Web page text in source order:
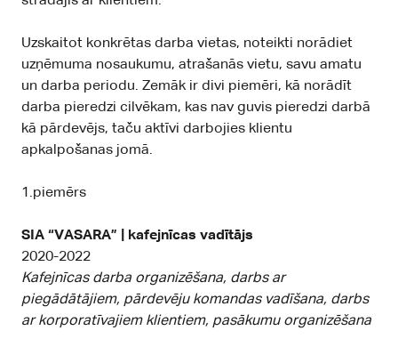
Uzskaitot konkrētas darba vietas, noteikti norādiet
uzņēmuma nosaukumu, atrašanās vietu, savu amatu
un darba periodu. Zemāk ir divi piemēri, kā norādīt
darba pieredzi cilvēkam, kas nav guvis pieredzi darbā
kā pārdevējs, taču aktīvi darbojies klientu
apkalpošanas jomā.
1.piemērs
SIA “VASARA” | kafejnīcas vadītājs
2020-2022
Kafejnīcas darba organizēšana, darbs ar
piegādātājiem, pārdevēju komandas vadīšana, darbs
ar korporatīvajiem klientiem, pasākumu organizēšana